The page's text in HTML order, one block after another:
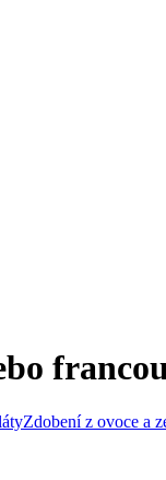
Zdobení z ovoce a